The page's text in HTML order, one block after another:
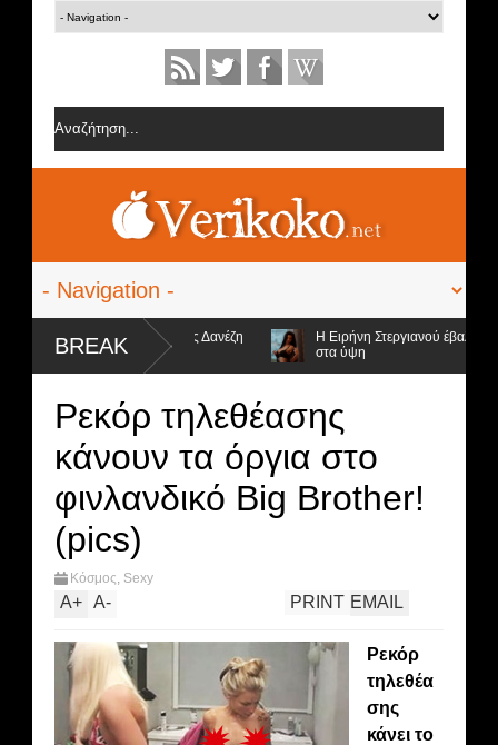
BREAK
από την ομάδα της Σοφίας Δανέζη
Η Ειρήνη Στεργιανού έβαλε τα...
στα ύψη
Ρεκόρ τηλεθέασης
κάνουν τα όργια στο
φινλανδικό Big Brother!
(pics)
Κόσμος, Sexy
A+ A- EMAIL
PRINT
Ρεκόρ
τηλεθέα
σης
κάνει το